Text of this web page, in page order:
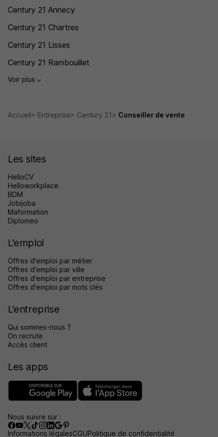
Century 21 Annecy
Century 21 Chartres
Century 21 Lisses
Century 21 Rambouillet
Voir plus
Accueil Entreprise Century 21 Conseiller de vente
Les sites
HelloCV
Helloworkplace
BDM
Jobijoba
Maformation
Diplomeo
L'emploi
Offres d'emploi par métier
Offres d'emploi par ville
Offres d'emploi par entreprise
Offres d'emploi par mots clés
L'entreprise
Qui sommes-nous ?
On recrute
Accès client
Les apps
Nous suivre sur :
Informations légalesCGUPolitique de confidentialité